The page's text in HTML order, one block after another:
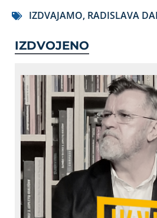
IZDVAJAMO, RADISLAVA
IZDVOJENO